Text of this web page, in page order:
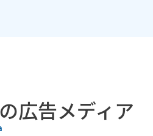
広告メディア